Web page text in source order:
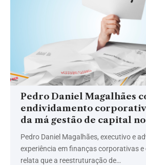
Pedro Daniel Magalhães
endividamento
da má gestão de capital
Pedro Daniel Magalhães, executivo e
experiência em finanças corporativas
relata que a reestruturação de…